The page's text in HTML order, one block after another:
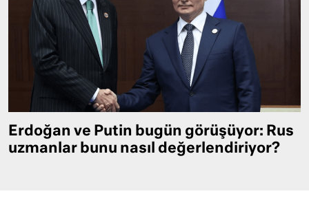
Erdoğan ve Putin bugün görüşüyor: Rus
uzmanlar bunu nasıl değerlendiriyor?